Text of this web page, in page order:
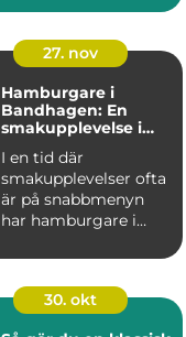
27. nov
Hamburgare i
Bandhagen: En
smakupplevelse i
I en tid där
smakupplevelser ofta
är på snabbmenyn
har hamburgare i
30. okt